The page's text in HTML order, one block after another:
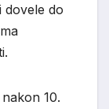
dovele do
10.